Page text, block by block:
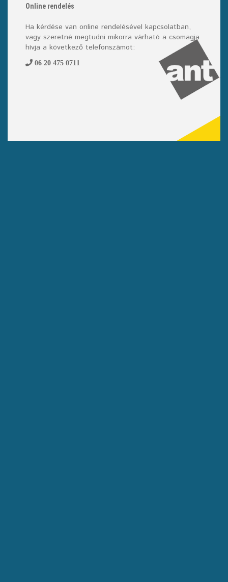
Online rendelés
Ha kérdése van online rendelésével kapcsolatban,
vagy szeretné megtudni mikorra várható a csomagja
hívja a következő telefonszámot:
06 20 475 0711